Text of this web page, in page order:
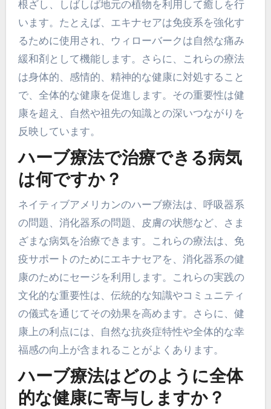
根ざし、しばしば地元の植物を利用して癒しを行
います。たとえば、エキナセアは免疫系を強化す
るために使用され、ウィローバークは自然な痛み
緩和剤として機能します。さらに、これらの療法
は身体的、感情的、精神的な健康に対処すること
で、全体的な健康を促進します。その重要性は健
康を超え、自然や祖先の知識との深いつながりを
反映しています。
ハーブ療法で治療できる病気
は何ですか？
ネイティブアメリカンのハーブ療法は、呼吸器系
の問題、消化器系の問題、皮膚の状態など、さま
ざまな病気を治療できます。これらの療法は、免
疫サポートのためにエキナセアを、消化器系の健
康のためにセージを利用します。これらの実践の
文化的な重要性は、伝統的な知識やコミュニティ
の儀式を通じてその効果を高めます。さらに、健
康上の利点には、自然な抗炎症特性や全体的な幸
福感の向上が含まれることがよくあります。
ハーブ療法はどのように全体
的な健康に寄与しますか？